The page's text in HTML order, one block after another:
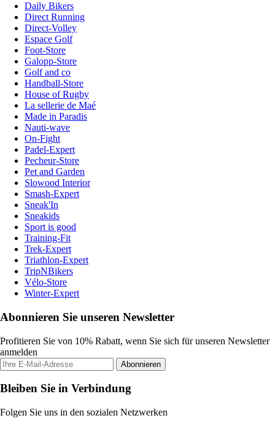
Daily Bikers
Direct Running
Direct-Volley
Espace Golf
Foot-Store
Galopp-Store
Golf and co
Handball-Store
House of Rugby
La sellerie de Maé
Made in Paradis
Nauti-wave
On-Fight
Padel-Expert
Pecheur-Store
Pet and Garden
Slowood Interior
Smash-Expert
Sneak'In
Sneakids
Sport is good
Training-Fit
Trek-Expert
Triathlon-Expert
TripNBikers
Vélo-Store
Winter-Expert
Abonnieren Sie unseren Newsletter
Profitieren Sie von 10% Rabatt, wenn Sie sich für unseren Newsletter
anmelden
Abonnieren
Bleiben Sie in Verbindung
Folgen Sie uns in den sozialen Netzwerken